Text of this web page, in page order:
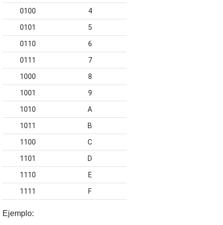
0100 4
0101 5
0110 6
0111 7
1000 8
1001 9
1010 A
1011 B
1100 C
1101 D
1110 E
1111 F
Ejemplo: